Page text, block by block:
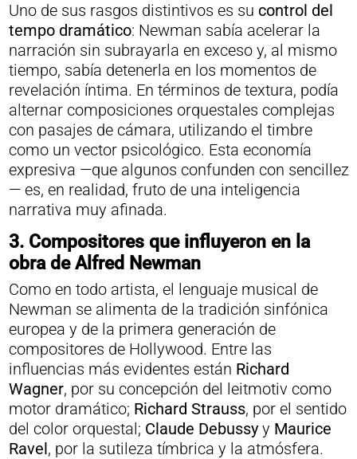
Uno de sus rasgos distintivos es su control del
tempo dramático: Newman sabía acelerar la
narración sin subrayarla en exceso y, al mismo
tiempo, sabía detenerla en los momentos de
revelación íntima. En términos de textura, podía
alternar composiciones orquestales complejas
con pasajes de cámara, utilizando el timbre
como un vector psicológico. Esta economía
expresiva —que algunos confunden con sencillez
— es, en realidad, fruto de una inteligencia
narrativa muy afinada.
3. Compositores que influyeron en la
obra de Alfred Newman
Como en todo artista, el lenguaje musical de
Newman se alimenta de la tradición sinfónica
europea y de la primera generación de
compositores de Hollywood. Entre las
influencias más evidentes están Richard
Wagner, por su concepción del leitmotiv como
motor dramático; Richard Strauss, por el sentido
del color orquestal; Claude Debussyy Maurice
Ravel, por la sutileza tímbrica y la atmósfera.